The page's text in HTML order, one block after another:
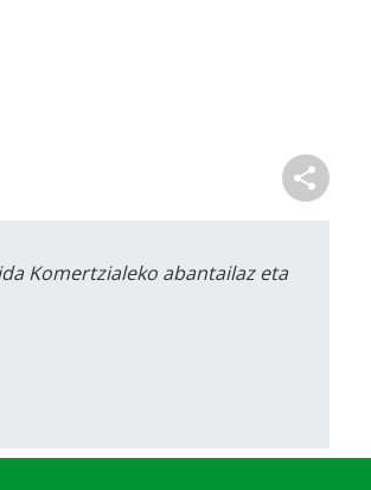
Komertzialeko abantailaz eta